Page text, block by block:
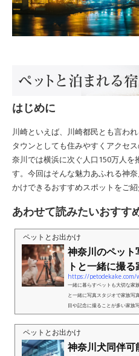
はじめに
川崎といえば、川崎都民とも言わ
タウンとしても住みやすくアクセ
奈川では横浜に次ぐ人口150万人を
す。今回はそんな魅力あふれる神
かけできるおすすめスポットをご紹
あわせて読みたいおすす
ペットとお出かけ
神奈川のペット
トと一緒に撮
https://
一緒に暮らすペットも大切な家
と一緒に写真スタジオで家族写
目や記念に撮ることが多い家族
敵な思い出になりますよ。特別
ペットとお出かけ
神奈川犬同伴